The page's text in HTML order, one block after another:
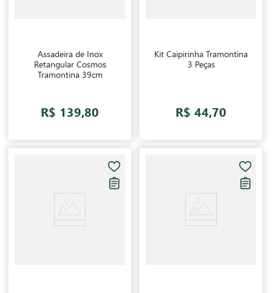
Assadeira de Inox
Retangular Cosmos
Tramontina 39cm
R$ 139,80
Kit Caipirinha Tramontina
3 Peças
R$ 44,70